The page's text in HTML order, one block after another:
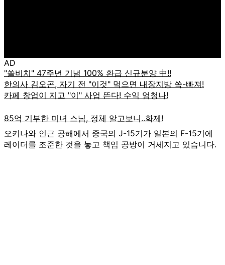
AD
오키나와 인근 공해에서 중국의 J-15기가 일본의 F-15기에
레이더를 조준한 것을 놓고 책임 공방이 거세지고 있습니다.